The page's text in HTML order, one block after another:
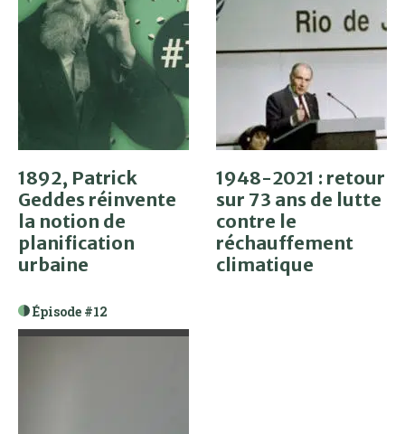
1892, Patrick
Geddes réinvente
la notion de
planification
urbaine
1948-2021 : retour
sur 73 ans de lutte
contre le
réchauffement
climatique
Épisode #12